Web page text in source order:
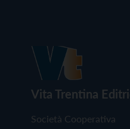
Vita Trentina
Società Cooperativa